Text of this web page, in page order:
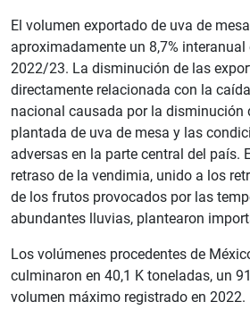
El volumen exportado de uva de
aproximadamente un 8,7%
2022/23. La disminución de las
directamente relacionada con la
nacional causada por la disminución
plantada de uva de mesa y las
adversas en la parte central del país.
retraso de la vendimia, unido a los
de los frutos provocados por las
abundantes lluvias, plantearon
Los volúmenes procedentes de
culminaron en 40,1 K toneladas, un
volumen máximo registrado en 2022.